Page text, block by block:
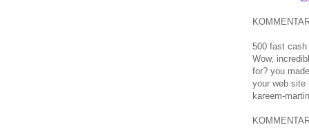
500 fast
Wow,
for? you
your web
kareem-martin